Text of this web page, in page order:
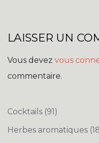
LAISSER UN
Vous devez vous
commentaire.
Cocktails (91)
Herbes aromatiques